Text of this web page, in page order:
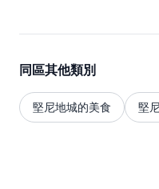
是堅尼地城社區的重要
溫暖友好的社交空間。
同區其他類別
堅尼地城的美食 堅